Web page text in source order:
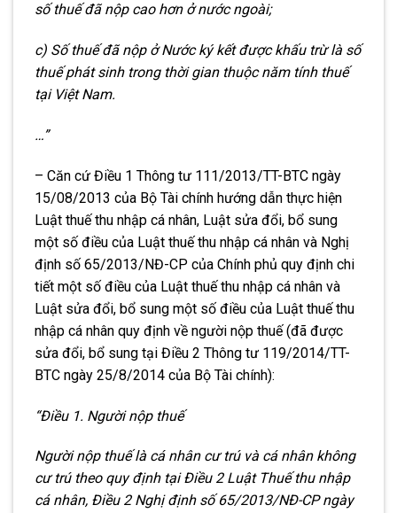
số thuế đã nộp cao hơn ở nước ngoài;
c) Số thuế đã nộp ở Nước ký kết được khấu trừ là số
thuế phát sinh trong thời gian thuộc năm tính thuế
tại Việt Nam.
…”
– Căn cứ Điều 1 Thông tư 111/2013/TT-BTC ngày
15/08/2013 của Bộ Tài chính hướng dẫn thực hiện
Luật thuế thu nhập cá nhân, Luật sửa đổi, bổ sung
một số điều của Luật thuế thu nhập cá nhân và Nghị
định số 65/2013/NĐ-CP của Chính phủ quy định chi
tiết một số điều của Luật thuế thu nhập cá nhân và
Luật sửa đổi, bổ sung một số điều của Luật thuế thu
nhập cá nhân quy định về người nộp thuế (đã được
sửa đổi, bổ sung tại Điều 2 Thông tư 119/2014/TT-
BTC ngày 25/8/2014 của Bộ Tài chính):
“Điều 1. Người nộp thuế
Người nộp thuế là cá nhân cư trú và cá nhân không
cư trú theo quy định tại Điều 2 Luật Thuế thu nhập
cá nhân, Điều 2 Nghị định số 65/2013/NĐ-CP ngày